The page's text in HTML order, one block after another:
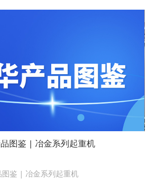
图鉴 | 冶金系列起重机
鉴 | 冶金系列起重机